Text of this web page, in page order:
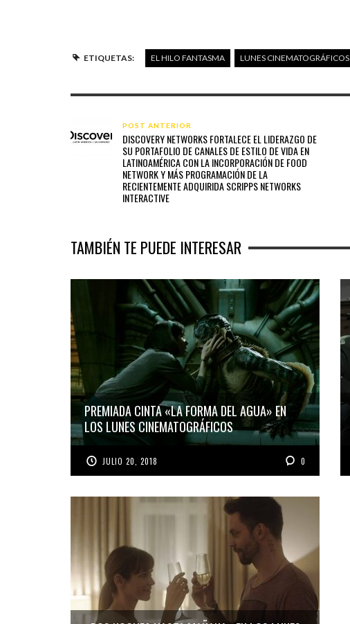
ETIQUETAS: EL HILO FANTASMA LUNES CINEMATOGRÁFICOS
POST ANTERIOR
DISCOVERY NETWORKS FORTALECE EL LIDERAZGO DE
SU PORTAFOLIO DE CANALES DE ESTILO DE VIDA EN
LATINOAMÉRICA CON LA INCORPORACIÓN DE FOOD
NETWORK Y MÁS PROGRAMACIÓN DE LA
RECIENTEMENTE ADQUIRIDA SCRIPPS NETWORKS
INTERACTIVE
TAMBIÉN TE PUEDE INTERESAR
PREMIADA CINTA «LA FORMA DEL AGUA» EN
LOS LUNES CINEMATOGRÁFICOS
JULIO 20, 2018 0